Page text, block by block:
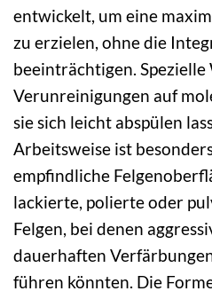
entwickelt, um eine
zu erzielen, ohne die
beeinträchtigen.
Verunreinigungen auf
sie sich leicht abspülen
Arbeitsweise ist
empfindliche
lackierte, polierte oder
Felgen, bei denen
dauerhaften
führen könnten. Die